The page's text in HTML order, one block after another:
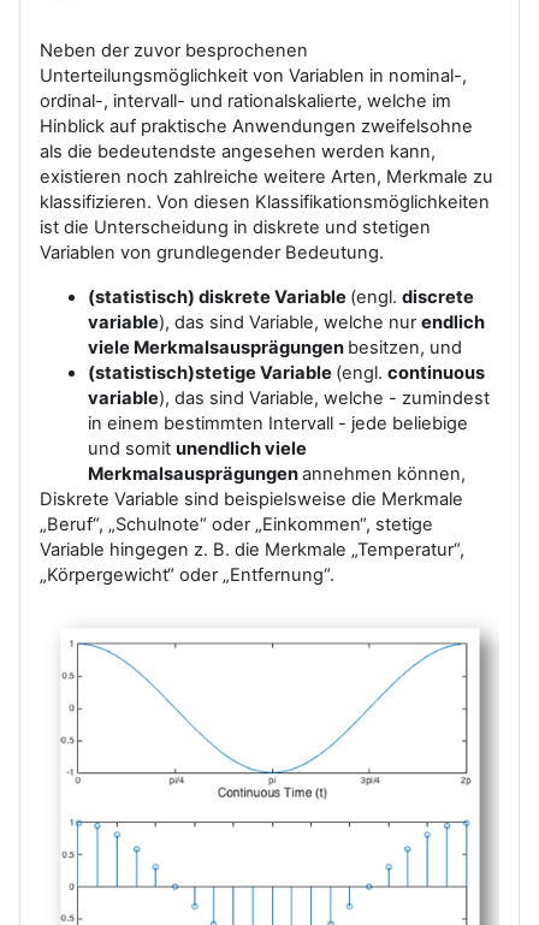
Neben der zuvor besprochenen
Unterteilungsmöglichkeit von Variablen in nominal-,
ordinal-, intervall- und rationalskalierte, welche im
Hinblick auf praktische Anwendungen zweifelsohne
als die bedeutendste angesehen werden kann,
existieren noch zahlreiche weitere Arten, Merkmale zu
klassifizieren. Von diesen Klassifikationsmöglichkeiten
ist die Unterscheidung in diskrete und stetigen
Variablen von grundlegender Bedeutung.
(statistisch) diskrete Variable (engl. discrete
variable), das sind Variable, welche nurendlich
viele Merkmalsausprägungen besitzen, und
(statistisch)stetige Variable (engl. continuous
variable), das sind Variable, welche - zumindest
in einem bestimmten Intervall - jede beliebige
und somit unendlich viele
Merkmalsausprägungenannehmen können,
Diskrete Variable sind beispielsweise die Merkmale
„Beruf“, „Schulnote“ oder „Einkommen“, stetige
Variable hingegen z. B. die Merkmale „Temperatur“,
„Körpergewicht“ oder „Entfernung“.